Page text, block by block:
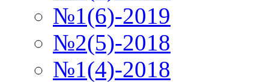
№1(6)-2019
№2(5)-2018
№1(4)-2018